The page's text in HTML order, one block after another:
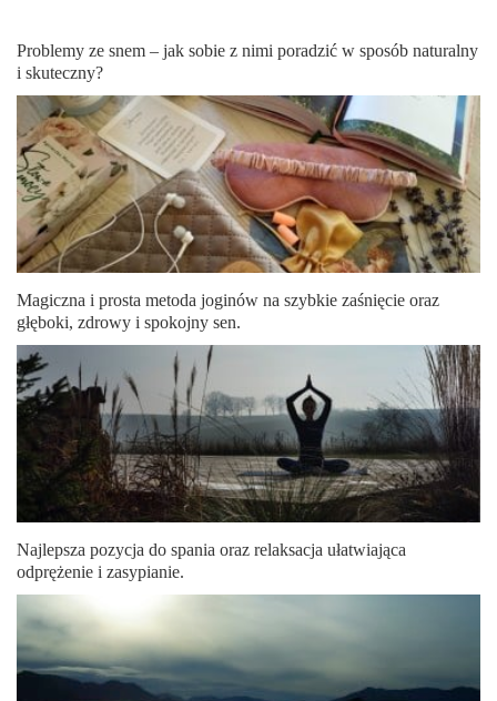
Problemy ze snem – jak sobie z nimi poradzić w sposób naturalny
i skuteczny?
Magiczna i prosta metoda joginów na szybkie zaśnięcie oraz
głęboki, zdrowy i spokojny sen.
Najlepsza pozycja do spania oraz relaksacja ułatwiająca
odprężenie i zasypianie.